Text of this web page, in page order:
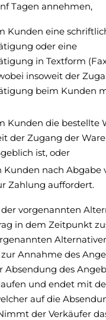
Tagen annehmen,
Kunden eine
oder eine
in Textform
insoweit der
beim Kunden
Kunden die bestellte
der Zugang der
ist, oder
Kunden nach Abgabe
Zahlung auffordert.
vorgenannten
in dem Zeitpunkt
Annahme des
Absendung des
und endet mit
auf die
der Verkäufer